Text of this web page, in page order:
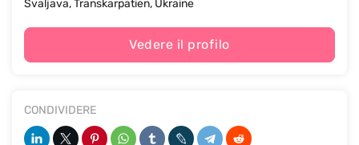
Svaljava, Transkarpatien, Ukraine
Vedere il profilo
CONDIVIDERE